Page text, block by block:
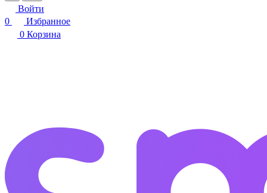
Войти
0
Избранное
0 Корзина